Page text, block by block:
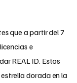
que a partir del 7
e
REAL ID. Estos
dorada en la